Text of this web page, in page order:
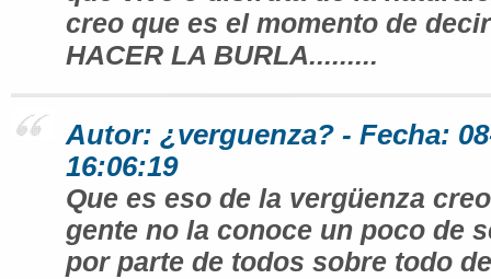
creo que es el momento de
HACER LA BURLA.........
Autor: ¿verguenza? - Fecha:
16:06:19
Que es eso de la vergüenza
gente no la conoce un poco de
por parte de todos sobre todo